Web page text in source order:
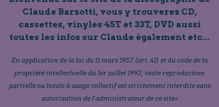
Claude Barzotti, vous y trouverez CD,
cassettes, vinyles 45T et 33T, DVD aussi
toutes les infos sur Claude également etc...
En application de la loi du 11 mars 1957 (art. 41) et du code de la
propriété intellectuelle du 1er juillet 1992, toute reproduction
partielle ou totale à usage collectif est strictement interdite sans
autorisation de l'administrateur de ce site»